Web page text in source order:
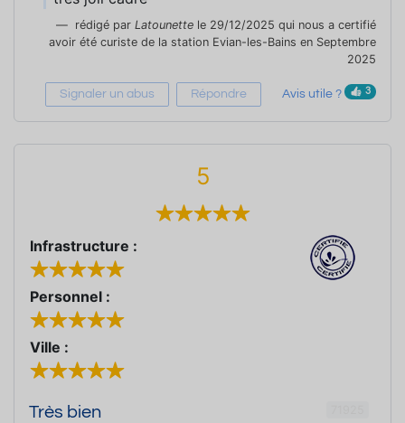
rédigé par Latounette le 29/12/2025 qui nous a certifié
avoir été curiste de la station Evian-les-Bains en Septembre
2025
Signaler un abus Répondre Avis utile ? 3
5
Infrastructure :
Personnel :
Ville :
Très bien